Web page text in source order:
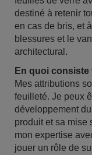
destiné à retenir
en cas de bris, et
blessures et le
architectural.
En quoi
Mes attributions
feuilleté. Je peux
développement
produit et sa mise
mon expertise
jouer un rôle de